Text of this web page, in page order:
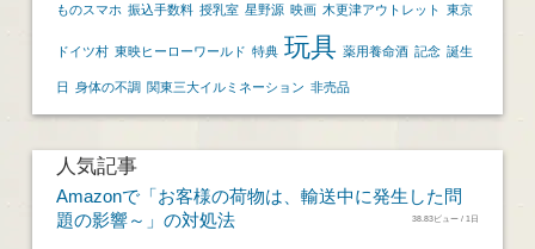
ものスマホ 振込手数料 授乳室 星野源 映画 木更津アウトレット 東京
ドイツ村 東映ヒーローワールド 特典 玩具 薬用養命酒 記念 誕生
日 身体の不調 関東三大イルミネーション 非売品
人気記事
Amazonで「お客様の荷物は、輸送中に発生した問
題の影響～」の対処法
38.83ビュー / 1日